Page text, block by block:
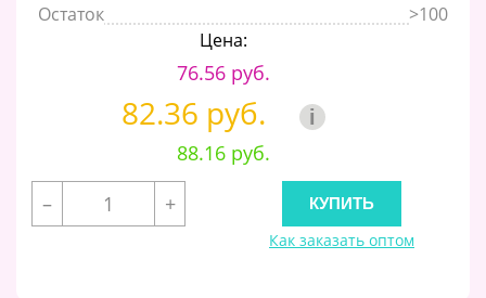
Остаток
>100
Цена:
76.56 руб.
82.36 руб. i
88.16 руб.
–
+
Как заказать оптом